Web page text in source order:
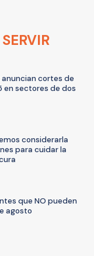
anuncian cortes de
en sectores de dos
considerarla
para cuidar la
que NO pueden
agosto